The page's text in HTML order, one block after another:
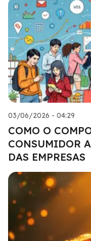
03/06/2026 - 04:29
COMO O
CONSUMIDOR
DAS EMPRESAS